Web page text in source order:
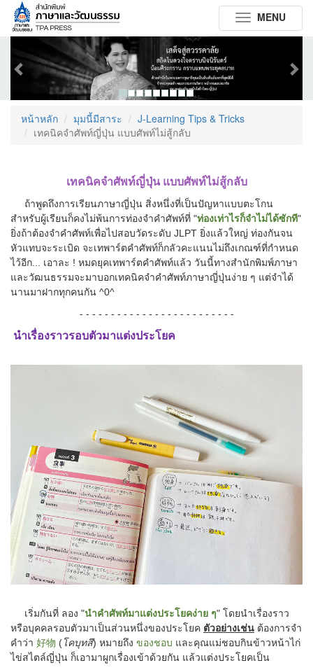
Toggle
navigation
MENU
Previous
หน้าหลัก มุมนี้มีสาระ
J-Learning Tips & Tricks
เทคนิคจำศัพท์ญี่ปุ่น แบบศัพท์ไม่สู้กลับ
เทคนิคจำศัพท์ญี่ปุ่น แบบศัพท์ไม่สู้กลับ
ถ้าพูดถึงการเรียนภาษาญี่ปุ่น สิ่งหนึ่งที่เป็นปัญหาแบบตะโกน
สำหรับผู้เรียนก็คงไม่พ้นการท่องจำคำศัพท์ที่ "ท่องเท่าไรก็จำไม่ได้ซักที"
ยิ่งถ้าต้องจำคำศัพท์เพื่อไปสอบวัดระดับ JLPT ยิ่งแล้วใหญ่ ท่องกันจน
หัวแทบจะระเบิด จะเทพาร์ตคำศัพท์ก็กลัวคะแนนไม่ถึงเกณฑ์ที่กำหนด
ไว้อีก... เอาละ ! หมดยุคเทพาร์ตคำศัพท์แล้ว วันนี้ทางสำนักพิมพ์ภาษา
และวัฒนธรรมจะมาบอกเทคนิคจำคำศัพท์ภาษาญี่ปุ่นง่าย ๆ แต่จำได้
นานมาฝากทุกคนกัน ^0^
- - - - - - - - - - - - - - - - - - - - - - - - -
นำเรื่องราวรอบตัวมาแต่งประโยค
เริ่มกันที่ ลอง "นำคำศัพท์มาแต่งประโยคง่าย ๆ" โดยนำเรื่องราว
หรือบุคคลรอบตัวมาเป็นส่วนหนึ่งของประโยค ตัวอย่างเช่น ต้องการจำ
คำว่า 好物 (โคบุทสึ) หมายถึง ของชอบ และคุณแม่ชอบกินข้าวหน้าไก่
ไข่สไตล์ญี่ปุ่น ก็เอามาผูกเรื่องเข้าด้วยกัน แล้วแต่งประโยคเป็น